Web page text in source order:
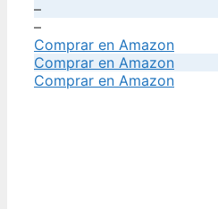
–
–
Comprar en Amazon
Comprar en Amazon
Comprar en Amazon